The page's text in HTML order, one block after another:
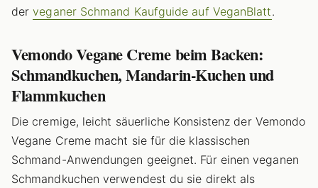
derveganer Schmand Kaufguide auf VeganBlatt.
Vemondo Vegane Creme beim Backen:
Schmandkuchen, Mandarin-Kuchen und
Flammkuchen
Die cremige, leicht säuerliche Konsistenz der Vemondo
Vegane Creme macht sie für die klassischen
Schmand-Anwendungen geeignet. Für einen veganen
Schmandkuchen verwendest du sie direkt als